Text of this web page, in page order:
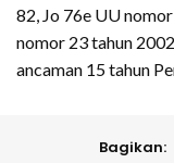
82, Jo 76e UU
nomor 23 tahun
ancaman 15 tahun
Bagikan: